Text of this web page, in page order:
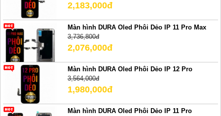
2,183,000đ
Màn hình DURA Oled Phôi Dẻo IP 11 Pro Max
3,736,800đ
2,076,000đ
Màn hình DURA Oled Phôi Dẻo IP 12 Pro
3,564,000đ
1,980,000đ
Màn hình DURA Oled Phôi Dẻo IP 11 Pro